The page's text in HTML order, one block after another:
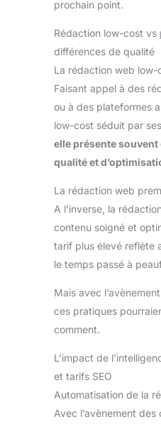
prochain point.
Rédaction low-cost
différences de qualité
La rédaction web low-
Faisant appel à des
ou à des plateformes
low-cost séduit par
elle présente
qualité et
La rédaction web
A l’inverse, la
contenu soigné et
tarif plus élevé reflète
le temps passé à
Mais avec
ces pratiques
comment.
L’impact de
et tarifs SEO
Automatisation de la
Avec l’avènement des